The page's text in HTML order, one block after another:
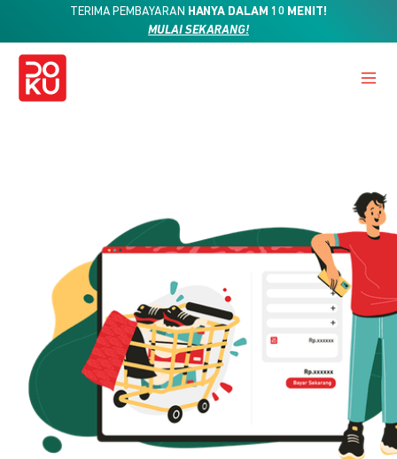
TERIMA PEMBAYARAN HANYA DALAM 10 MENIT!
MULAI SEKARANG!